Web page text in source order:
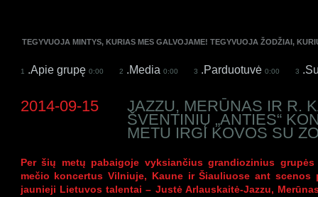
TEGYVUOJA MINTYS, KURIAS MES GALVOJAME! TEGYVUOJA ŽODŽIAI,
1 .Apie grupę 0:00 2 .Media 0:00 3 .Parduotuvė 0:00 3
2014-09-15 JAZZU, MERŪNAS IR R.
ŠVENTINIŲ „ANTIES“
METU IRGI KOVOS SU
Per šių metų pabaigoje vyksiančius grandiozinius grupės
mečio koncertus Vilniuje, Kaune ir Šiauliuose ant scenos
jaunieji Lietuvos talentai – Justė Arlauskaitė-Jazzu,